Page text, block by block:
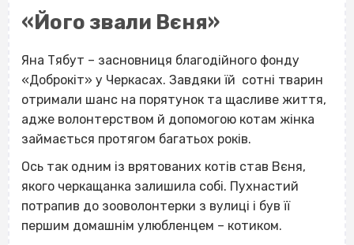
«Його звали Вєня»
Яна Тябут – засновниця благодійного фонду
«Доброкіт» у Черкасах. Завдяки їй сотні тварин
отримали шанс на порятунок та щасливе життя,
адже волонтерством й допомогою котам жінка
займається протягом багатьох років.
Ось так одним із врятованих котів став Вєня,
якого черкащанка залишила собі. Пухнастий
потрапив до зооволонтерки з вулиці і був її
першим домашнім улюбленцем – котиком.